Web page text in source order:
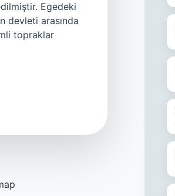
Egedeki
devleti arasında
topraklar